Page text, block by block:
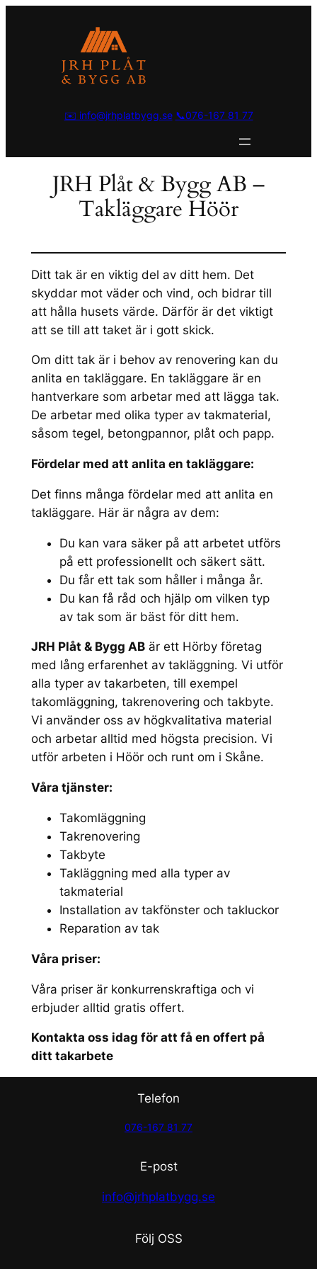
✉️ info@jrhplatbygg.se 📞076-167 81 77
JRH Plåt & Bygg AB –
Takläggare Höör
Ditt tak är en viktig del av ditt hem. Det
skyddar mot väder och vind, och bidrar till
att hålla husets värde. Därför är det viktigt
att se till att taket är i gott skick.
Om ditt tak är i behov av renovering kan du
anlita en takläggare. En takläggare är en
hantverkare som arbetar med att lägga tak.
De arbetar med olika typer av takmaterial,
såsom tegel, betongpannor, plåt och papp.
Fördelar med att anlita en takläggare:
Det finns många fördelar med att anlita en
takläggare. Här är några av dem:
Du kan vara säker på att arbetet utförs
på ett professionellt och säkert sätt.
Du får ett tak som håller i många år.
Du kan få råd och hjälp om vilken typ
av tak som är bäst för ditt hem.
JRH Plåt & Bygg ABär ett Hörby företag
med lång erfarenhet av takläggning. Vi utför
alla typer av takarbeten, till exempel
takomläggning, takrenovering och takbyte.
Vi använder oss av högkvalitativa material
och arbetar alltid med högsta precision. Vi
utför arbeten i Höör och runt om i Skåne.
Våra tjänster:
Takomläggning
Takrenovering
Takbyte
Takläggning med alla typer av
takmaterial
Installation av takfönster och takluckor
Reparation av tak
Våra priser:
Våra priser är konkurrenskraftiga och vi
erbjuder alltid gratis offert.
Kontakta oss idag för att få en offert på
ditt takarbete
Telefon
076-167 81 77
E-post
info@jrhplatbygg.se
Följ OSS